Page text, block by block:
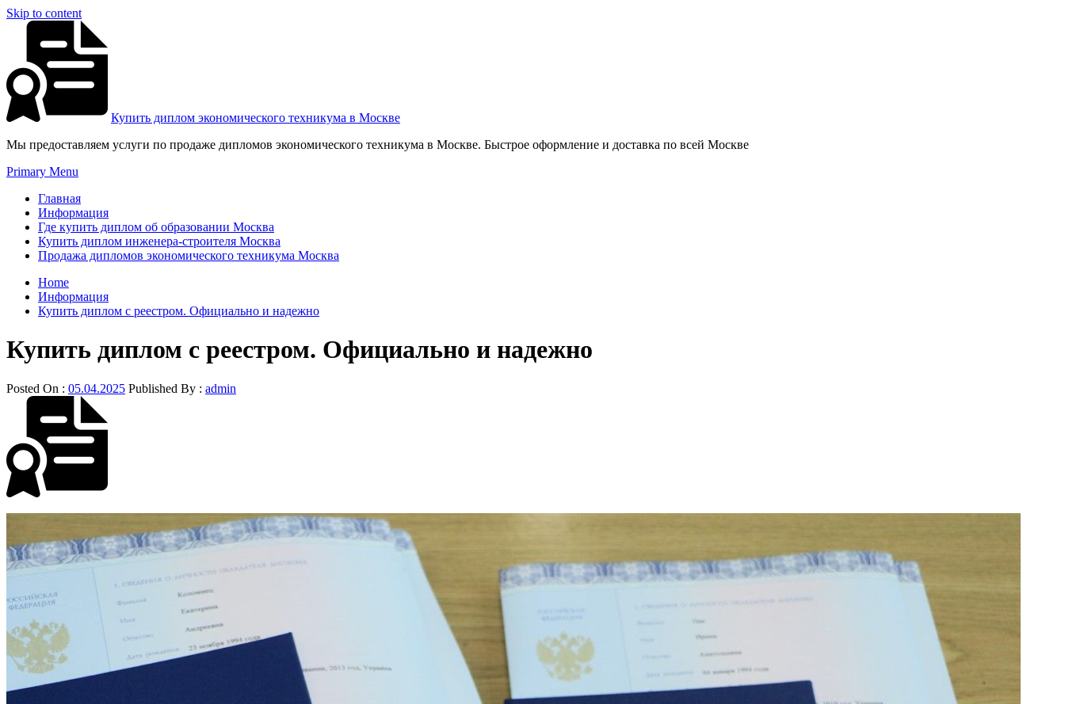
Skip to content
Купить диплом экономического техникума в Москве
Мы предоставляем услуги по продаже дипломов экономического техникума в Москве. Быстрое оформление и доставка по всей Москве
Primary Menu
Главная
Информация
Где купить диплом об образовании Москва
Купить диплом инженера-строителя Москва
Продажа дипломов экономического техникума Москва
Home
Информация
Купить диплом с реестром. Официально и надежно
Купить диплом с реестром. Официально и надежно
Posted On : 05.04.2025 Published By : admin